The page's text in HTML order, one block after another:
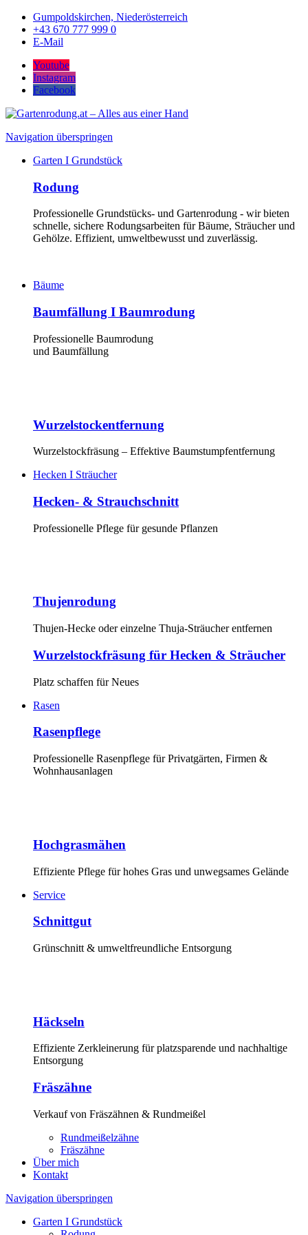
Gumpoldskirchen, Niederösterreich
+43 670 777 999 0
E-Mail
Youtube
Instagram
Facebook
Navigation überspringen
Garten I Grundstück
Rodung
Professionelle Grundstücks- und Gartenrodung - wir bieten
schnelle, sichere Rodungsarbeiten für Bäume, Sträucher und
Gehölze. Effizient, umweltbewusst und zuverlässig.
Bäume
Baumfällung I Baumrodung
Professionelle Baumrodung
und Baumfällung
Wurzelstockentfernung
Wurzelstockfräsung – Effektive Baumstumpfentfernung
Hecken I Sträucher
Hecken- & Strauchschnitt
Professionelle Pflege für gesunde Pflanzen
Thujenrodung
Thujen-Hecke oder einzelne Thuja-Sträucher entfernen
Wurzelstockfräsung für Hecken & Sträucher
Platz schaffen für Neues
Rasen
Rasenpflege
Professionelle Rasenpflege für Privatgärten, Firmen &
Wohnhausanlagen
Hochgrasmähen
Effiziente Pflege für hohes Gras und unwegsames Gelände
Service
Schnittgut
Grünschnitt & umweltfreundliche Entsorgung
Häckseln
Effiziente Zerkleinerung für platzsparende und nachhaltige
Entsorgung
Fräszähne
Verkauf von Fräszähnen & Rundmeißel
Rundmeißelzähne
Fräszähne
Über mich
Kontakt
Navigation überspringen
Garten I Grundstück